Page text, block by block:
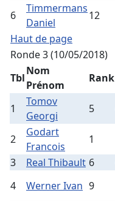
6
Timmermans
Daniel
12
Haut de page
Ronde 3 (10/05/2018)
Tbl
Nom
Prénom
Rank
1
Tomov
Georgi
5
2
Godart
Francois
1
3
Real Thibault 6
4
Werner Ivan 9